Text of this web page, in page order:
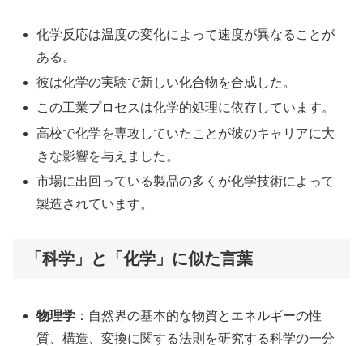
化学反応は温度の変化によって速度が異なることが
ある。
彼は化学の実験で新しい化合物を合成した。
この工業プロセスは化学的処理に依存しています。
高校で化学を専攻していたことが彼のキャリアに大
きな影響を与えました。
市場に出回っている製品の多くが化学技術によって
製造されています。
「科学」と「化学」に似た言葉
物理学 ：自然界の基本的な物質とエネルギーの性
質、構造、変換に関する法則を研究する科学の一分